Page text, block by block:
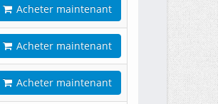
Acheter maintenant
Acheter maintenant
Acheter maintenant